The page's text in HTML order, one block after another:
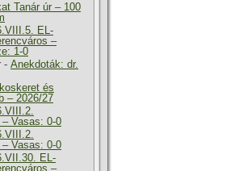
Tanár úr – 100
EL-
–
1-0
- Anekdoták: dr.
és
– 2026/27
– Vasas: 0-0
– Vasas: 0-0
EL-
–